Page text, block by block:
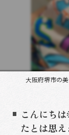
こんにち
たとは思